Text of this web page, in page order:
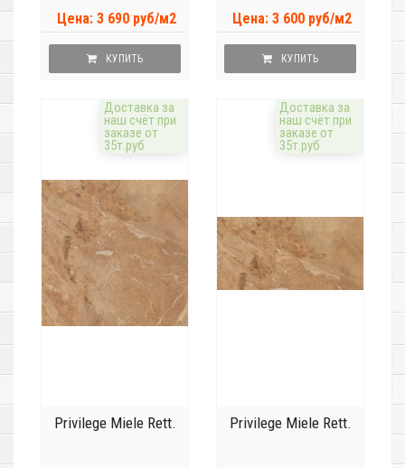
Цена: 3 690 руб/м2
КУПИТЬ
Цена: 3 600 руб/м2
КУПИТЬ
Доставка за
наш счёт при
заказе от
35т.руб
Privilege Miele Rett.
Доставка за
наш счёт при
заказе от
35т.руб
Privilege Miele Rett.